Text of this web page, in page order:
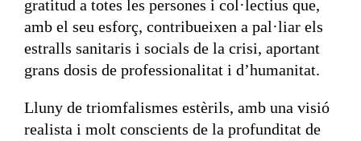
gratitud a totes les persones i col·lectius que,
amb el seu esforç, contribueixen a pal·liar els
estralls sanitaris i socials de la crisi, aportant
grans dosis de professionalitat i d’humanitat.
Lluny de triomfalismes estèrils, amb una visió
realista i molt conscients de la profunditat de